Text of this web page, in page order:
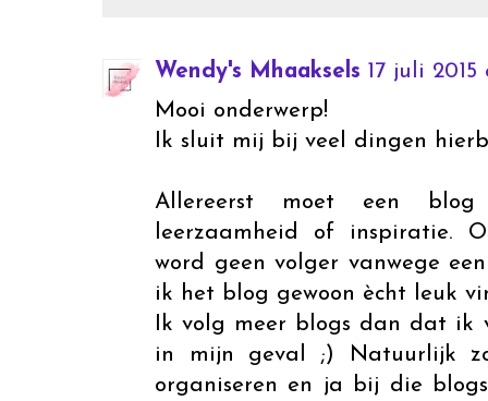
Wendy's Mhaaksels 17 juli 2015
Mooi onderwerp!
Ik sluit mij bij veel dingen
Allereerst moet een
leerzaamheid of inspiratie.
word geen volger vanwege
ik het blog gewoon ècht leuk
Ik volg meer blogs dan dat
in mijn geval ;) Natuurlijk
organiseren en ja bij die